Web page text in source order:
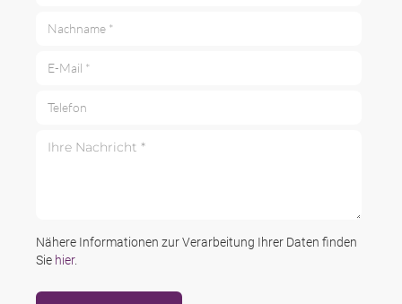
Nähere Informationen zur Verarbeitung Ihrer Daten finden
Sie hier.